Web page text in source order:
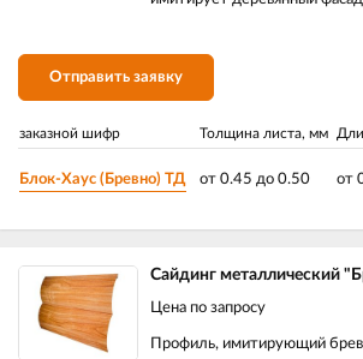
Отправить заявку
заказной шифр Толщина листа, мм
Блок-Хаус (Бревно) ТД от 0.45 до 0.50 от
Сайдинг металлический
Цена по запросу
Профиль, имитирующий